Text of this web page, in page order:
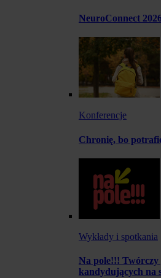
NeuroConnect
Konferencje
Chronię, bo
Wykłady i spotkania
Na pole!!! Twórczy
kandydujących na